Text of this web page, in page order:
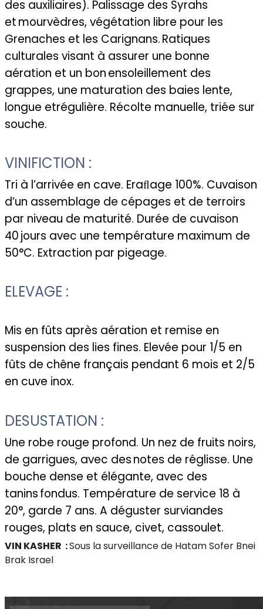
des auxiliaires). Palissage des Syrahs
etmourvèdres, végétation libre pour les
Grenaches et les Carignans.Ratiques
culturales visant à assurer une bonne
aération et un bonensoleillement des
grappes, une maturation des baies lente,
longue etrégulière. Récolte manuelle, triée sur
souche.
VINIFICTION :
Tri à l’arrivée en cave. Eraﬂage 100%. Cuvaison
d’un assemblage de cépages et de terroirs
par niveau de maturité. Durée de cuvaison
40jours avec une température maximum de
50°C. Extraction par pigeage.
ELEVAGE :
Mis en fûts après aération et remise en
suspension des lies fines. Elevée pour 1/5 en
fûts de chêne français pendant 6 mois et 2/5
en cuve inox.
DESUSTATION :
Une robe rouge profond. Un nez de fruits noirs,
de garrigues, avec desnotes de réglisse. Une
bouche dense et élégante, avec des
taninsfondus. Température de service 18 à
20°, garde 7 ans. A déguster surviandes
rouges, plats en sauce, civet, cassoulet.
VIN KASHER :Sous la surveillance de Hatam Sofer Bnei
Brak Israel